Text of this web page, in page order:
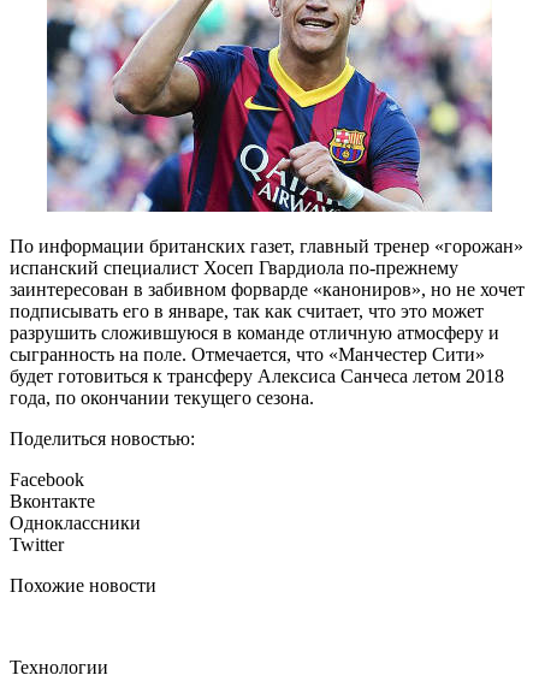
По информации британских газет, главный тренер «горожан»
испанский специалист Хосеп Гвардиола по-прежнему
заинтересован в забивном форварде «канониров», но не хочет
подписывать его в январе, так как считает, что это может
разрушить сложившуюся в команде отличную атмосферу и
сыгранность на поле. Отмечается, что «Манчестер Сити»
будет готовиться к трансферу Алексиса Санчеса летом 2018
года, по окончании текущего сезона.
Поделиться новостью:
Facebook
Вконтакте
Одноклассники
Twitter
Похожие новости
Технологии